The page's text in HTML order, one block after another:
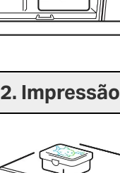
2. Impressão